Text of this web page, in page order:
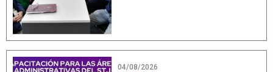
04/08/2026